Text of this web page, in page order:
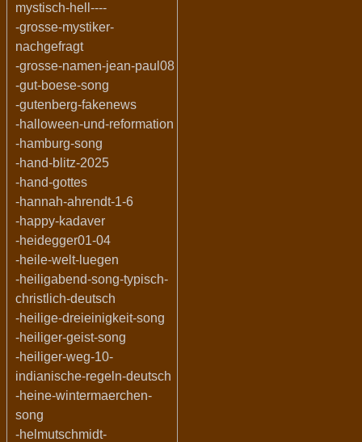
mystisch-hell----
-grosse-mystiker-
nachgefragt
-grosse-namen-jean-paul08
-gut-boese-song
-gutenberg-fakenews
-halloween-und-reformation
-hamburg-song
-hand-blitz-2025
-hand-gottes
-hannah-ahrendt-1-6
-happy-kadaver
-heidegger01-04
-heile-welt-luegen
-heiligabend-song-typisch-
christlich-deutsch
-heilige-dreieinigkeit-song
-heiliger-geist-song
-heiliger-weg-10-
indianische-regeln-deutsch
-heine-wintermaerchen-
song
-helmutschmidt-